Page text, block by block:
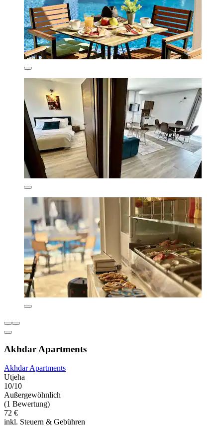
Akhdar Apartments
Akhdar Apartments
Utjeha
10/10
Außergewöhnlich
(1 Bewertung)
72 €
inkl. Steuern & Gebühren